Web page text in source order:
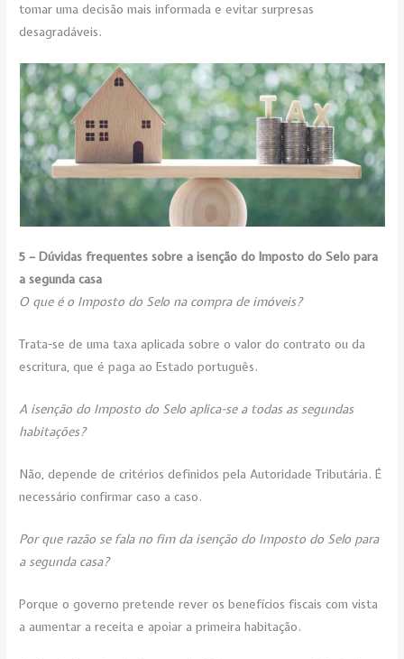
tomar uma decisão mais informada e evitar surpresas
desagradáveis.
5 – Dúvidas frequentes sobre a isenção do Imposto do Selo para
a segunda casa
O que é o Imposto do Selo na compra de imóveis?
Trata-se de uma taxa aplicada sobre o valor do contrato ou da
escritura, que é paga ao Estado português.
A isenção do Imposto do Selo aplica-se a todas as segundas
habitações?
Não, depende de critérios definidos pela Autoridade Tributária. É
necessário confirmar caso a caso.
Por que razão se fala no fim da isenção do Imposto do Selo para
a segunda casa?
Porque o governo pretende rever os benefícios fiscais com vista
a aumentar a receita e apoiar a primeira habitação.